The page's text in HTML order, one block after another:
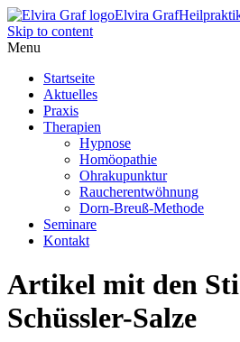
Elvira Graf
Skip to content
Menu
Startseite
Aktuelles
Praxis
Therapien
Hypnose
Homöopathie
Ohrakupunktur
Raucherentwöhnung
Dorn-Breuß-Methode
Seminare
Kontakt
Artikel mit den
Schüssler-Salze